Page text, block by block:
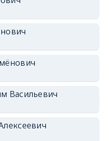
Васильевич